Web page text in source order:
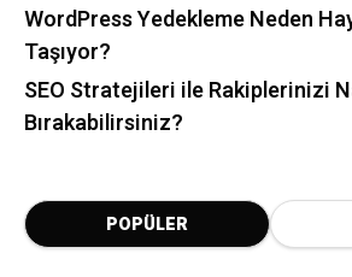
WordPress Yedekleme Neden
Taşıyor?
SEO Stratejileri ile Rakiplerinizi
Bırakabilirsiniz?
POPÜLER